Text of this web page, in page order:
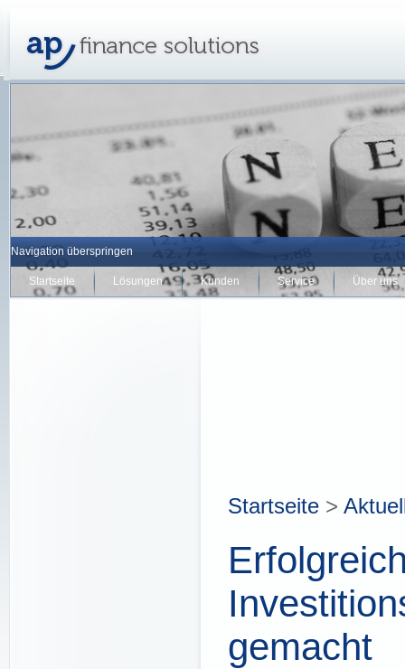
Navigation überspringen
Startseite Lösungen Kunden Service Über uns
Startseite >
gemacht